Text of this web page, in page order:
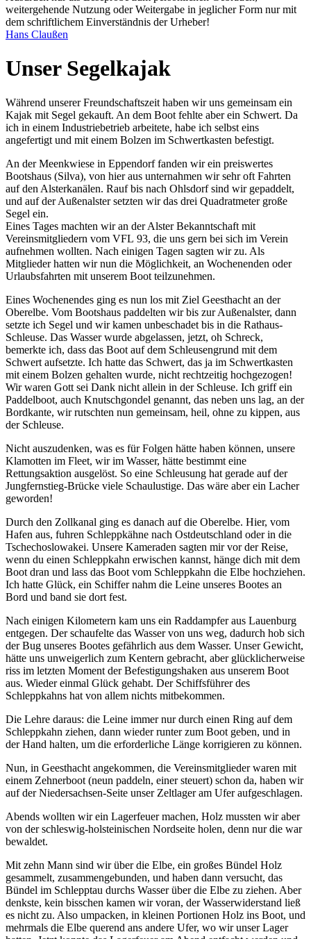
weitergehende Nutzung oder Weitergabe in jeglicher Form nur mit
dem schriftlichem Einverständnis der Urheber!
Hans Claußen
Unser Segelkajak
Während unserer Freundschaftszeit haben wir uns gemeinsam ein
Kajak mit Segel gekauft. An dem Boot fehlte aber ein Schwert. Da
ich in einem Industriebetrieb arbeitete, habe ich selbst eins
angefertigt und mit einem Bolzen im Schwertkasten befestigt.
An der Meenkwiese in Eppendorf fanden wir ein preiswertes
Bootshaus (Silva), von hier aus unternahmen wir sehr oft Fahrten
auf den Alsterkanälen. Rauf bis nach Ohlsdorf sind wir gepaddelt,
und auf der Außenalster setzten wir das drei Quadratmeter große
Segel ein.
Eines Tages machten wir an der Alster Bekanntschaft mit
Vereinsmitgliedern vom VFL 93, die uns gern bei sich im Verein
aufnehmen wollten. Nach einigen Tagen sagten wir zu. Als
Mitglieder hatten wir nun die Möglichkeit, an Wochenenden oder
Urlaubsfahrten mit unserem Boot teilzunehmen.
Eines Wochenendes ging es nun los mit Ziel Geesthacht an der
Oberelbe. Vom Bootshaus paddelten wir bis zur Außenalster, dann
setzte ich Segel und wir kamen unbeschadet bis in die Rathaus-
Schleuse. Das Wasser wurde abgelassen, jetzt, oh Schreck,
bemerkte ich, dass das Boot auf dem Schleusengrund mit dem
Schwert aufsetzte. Ich hatte das Schwert, das ja im Schwertkasten
mit einem Bolzen gehalten wurde, nicht rechtzeitig hochgezogen!
Wir waren Gott sei Dank nicht allein in der Schleuse. Ich griff ein
Paddelboot, auch Knutschgondel genannt, das neben uns lag, an der
Bordkante, wir rutschten nun gemeinsam, heil, ohne zu kippen, aus
der Schleuse.
Nicht auszudenken, was es für Folgen hätte haben können, unsere
Klamotten im Fleet, wir im Wasser, hätte bestimmt eine
Rettungsaktion ausgelöst. So eine Schleusung hat gerade auf der
Jungfernstieg-Brücke viele Schaulustige. Das wäre aber ein Lacher
geworden!
Durch den Zollkanal ging es danach auf die Oberelbe. Hier, vom
Hafen aus, fuhren Schleppkähne nach Ostdeutschland oder in die
Tschechoslowakei. Unsere Kameraden sagten mir vor der Reise,
wenn du einen Schleppkahn erwischen kannst, hänge dich mit dem
Boot dran und lass das Boot vom Schleppkahn die Elbe hochziehen.
Ich hatte Glück, ein Schiffer nahm die Leine unseres Bootes an
Bord und band sie dort fest.
Nach einigen Kilometern kam uns ein Raddampfer aus Lauenburg
entgegen. Der schaufelte das Wasser von uns weg, dadurch hob sich
der Bug unseres Bootes gefährlich aus dem Wasser. Unser Gewicht,
hätte uns unweigerlich zum Kentern gebracht, aber glücklicherweise
riss im letzten Moment der Befestigungshaken aus unserem Boot
aus. Wieder einmal Glück gehabt. Der Schiffsführer des
Schleppkahns hat von allem nichts mitbekommen.
Die Lehre daraus: die Leine immer nur durch einen Ring auf dem
Schleppkahn ziehen, dann wieder runter zum Boot geben, und in
der Hand halten, um die erforderliche Länge korrigieren zu können.
Nun, in Geesthacht angekommen, die Vereinsmitglieder waren mit
einem Zehnerboot (neun paddeln, einer steuert) schon da, haben wir
auf der Niedersachsen-Seite unser Zeltlager am Ufer aufgeschlagen.
Abends wollten wir ein Lagerfeuer machen, Holz mussten wir aber
von der schleswig-holsteinischen Nordseite holen, denn nur die war
bewaldet.
Mit zehn Mann sind wir über die Elbe, ein großes Bündel Holz
gesammelt, zusammengebunden, und haben dann versucht, das
Bündel im Schlepptau durchs Wasser über die Elbe zu ziehen. Aber
denkste, kein bisschen kamen wir voran, der Wasserwiderstand ließ
es nicht zu. Also umpacken, in kleinen Portionen Holz ins Boot, und
mehrmals die Elbe querend ans andere Ufer, wo wir unser Lager